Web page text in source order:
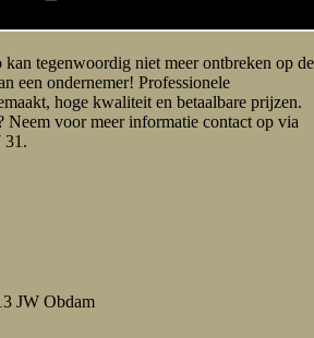
tegenwoordig niet meer ontbreken op de
een ondernemer! Professionele
hoge kwaliteit en betaalbare prijzen.
voor meer informatie contact op via
31.
JW Obdam